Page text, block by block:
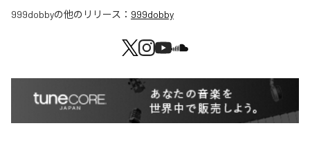
999dobbyの他のリリース： 999dobby